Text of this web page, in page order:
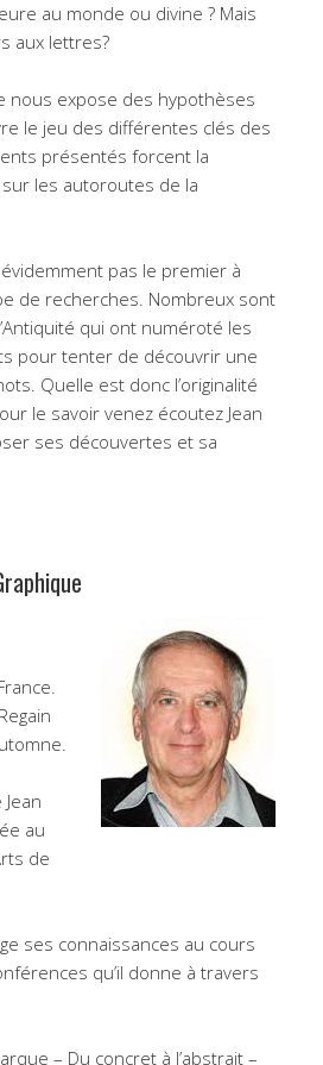
au monde ou divine ? Mais
aux lettres?
nous expose des hypothèses
le jeu des différentes clés des
présentés forcent la
sur les autoroutes de la
évidemment pas le premier à
de recherches. Nombreux sont
qui ont numéroté les
pour tenter de découvrir une
Quelle est donc l’originalité
le savoir venez écoutez Jean
ses découvertes et sa
au
de
ses connaissances au cours
qu’il donne à travers
– Du concret à l’abstrait –